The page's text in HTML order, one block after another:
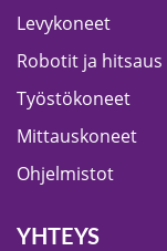
Levykoneet
Robotit ja hitsaus
Työstökoneet
Mittauskoneet
Ohjelmistot
YHTEYS